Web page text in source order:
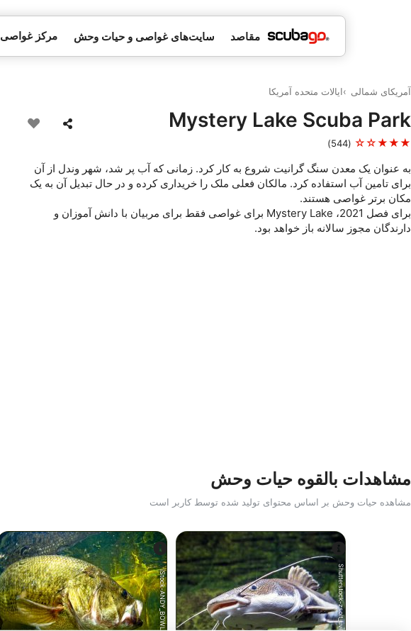
مقاصد سایت‌های غواصی و حیات وحش مرکز غواصی
آمریکای شمالی ایالات متحده آمریکا
Mystery Lake Scuba Park
★★★☆☆
(544)
به عنوان یک معدن سنگ گرانیت شروع به کار کرد. زمانی که آب پر شد، شهر وندل از آن
برای تامین آب استفاده کرد. مالکان فعلی ملک را خریداری کرده و در حال تبدیل آن به یک
مکان برتر غواصی هستند.
برای فصل 2021، Mystery Lake برای غواصی فقط برای مربیان با دانش آموزان و
دارندگان مجوز سالانه باز خواهد بود.
مشاهدات بالقوه حیات وحش
مشاهده حیات وحش بر اساس محتوای تولید شده توسط کاربر است
Shutterstock-zsolt_uveges
iStock-ANDY_BOWLIN